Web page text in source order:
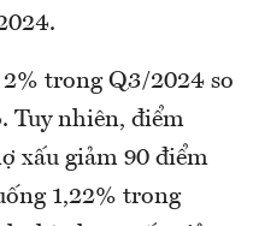
trong Q3/2024 so
Tuy nhiên, điểm
xấu giảm 90 điểm
1,22% trong